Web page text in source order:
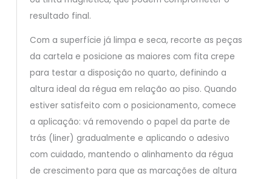
resultado final.
Com a superfície já limpa e seca, recorte as peças
da cartela e posicione as maiores com fita crepe
para testar a disposição no quarto, definindo a
altura ideal da régua em relação ao piso. Quando
estiver satisfeito com o posicionamento, comece
a aplicação: vá removendo o papel da parte de
trás (liner) gradualmente e aplicando o adesivo
com cuidado, mantendo o alinhamento da régua
de crescimento para que as marcações de altura